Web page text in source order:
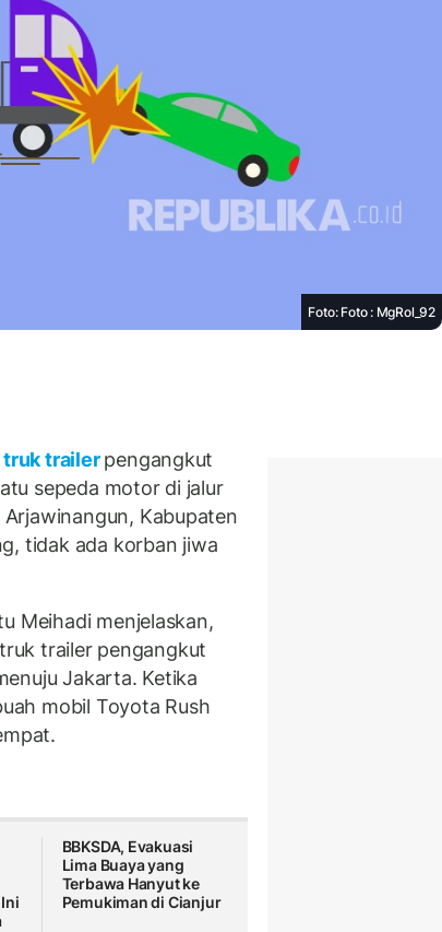
Foto: Foto : MgRol_92
truk trailerpengangkut
sepeda motor di jalur
Kabupaten
tidak ada korban jiwa
Meihadi menjelaskan,
trailer pengangkut
Jakarta. Ketika
mobil Toyota Rush
BBKSDA, Evakuasi
Lima Buaya yang
Terbawa Hanyut ke
Pemukiman di Cianjur